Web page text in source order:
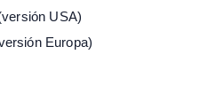
USA)
Europa)